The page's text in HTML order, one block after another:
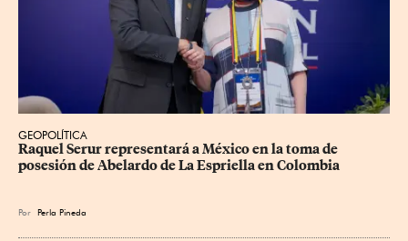
GEOPOLÍTICA
Raquel Serur representará a México en la toma de
posesión de Abelardo de La Espriella en Colombia
Por Perla Pineda